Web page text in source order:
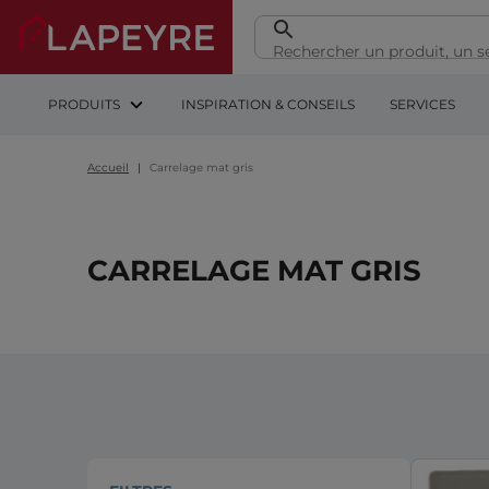
PRODUITS INSPIRATION & CONSEILS SERVICES
Accueil Carrelage mat gris
CARRELAGE MAT GRIS